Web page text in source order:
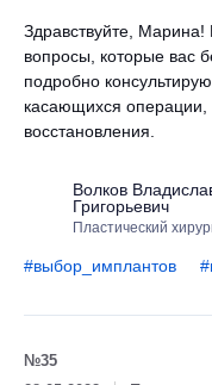
Здравствуйте, Марина!
вопросы, которые вас
подробно
касающихся
восстановления.
Волков
Григорьевич
Пластический
#выбор_имплантов
№35